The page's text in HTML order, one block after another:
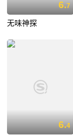
6.7
无味神探
6.4